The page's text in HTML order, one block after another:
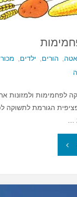
את
הורים ילדים
לפחמימות ולמזונות
הגורמת לתשוקה
…
"מכורים